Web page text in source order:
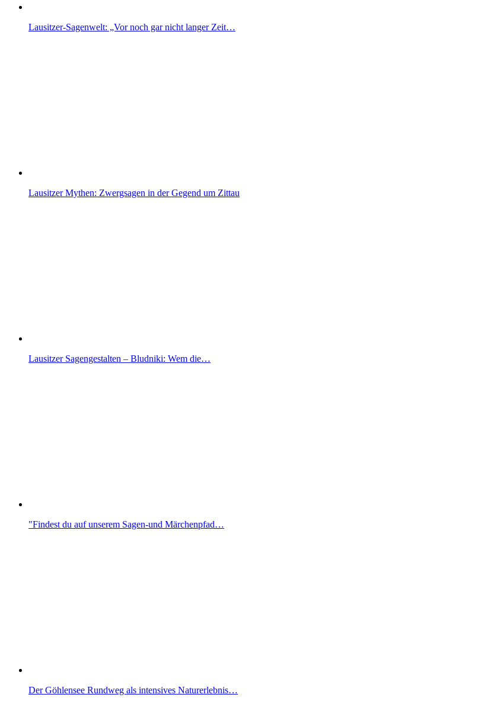
Lausitzer-Sagenwelt: „Vor noch gar nicht langer Zeit…
Lausitzer Mythen: Zwergsagen in der Gegend um Zittau
Lausitzer Sagengestalten – Bludniki: Wem die…
"Findest du auf unserem Sagen-und Märchenpfad…
Der Göhlensee Rundweg als intensives Naturerlebnis…